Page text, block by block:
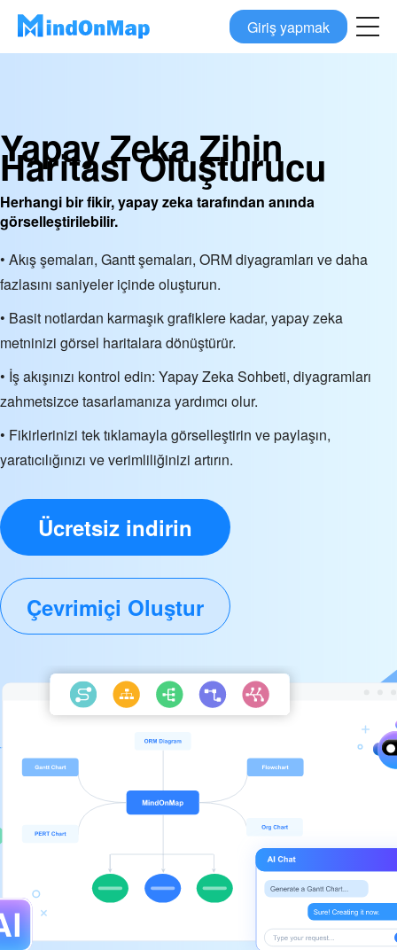
Giriş yapmak
Yapay Zeka Zihin
Haritası Oluşturucu
Herhangi bir fikir, yapay zeka tarafından anında
görselleştirilebilir.
• Akış şemaları, Gantt şemaları, ORM diyagramları ve daha
fazlasını saniyeler içinde oluşturun.
• Basit notlardan karmaşık grafiklere kadar, yapay zeka
metninizi görsel haritalara dönüştürür.
• İş akışınızı kontrol edin: Yapay Zeka Sohbeti, diyagramları
zahmetsizce tasarlamanıza yardımcı olur.
• Fikirlerinizi tek tıklamayla görselleştirin ve paylaşın,
yaratıcılığınızı ve verimliliğinizi artırın.
Ücretsiz indirin
Çevrimiçi Oluştur